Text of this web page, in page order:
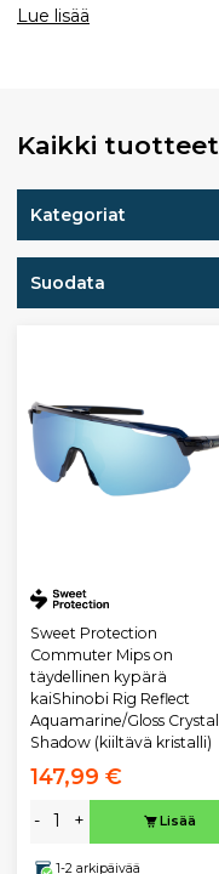
Lue lisää
Kaikki tuotteet
Kategoriat
Suodata
Sweet Protection
Commuter Mips on
täydellinen kypärä
kaiShinobi Rig Reflect
Aquamarine/Gloss Crystal
Shadow (kiiltävä kristalli)
147,99 €
- + Lisää
1-2 arkipäivää